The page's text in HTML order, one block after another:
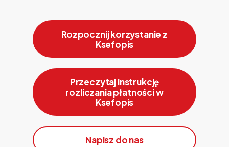
Rozpocznij korzystanie z
Ksefopis
Przeczytaj instrukcję
rozliczania płatności w
Ksefopis
Napisz do nas